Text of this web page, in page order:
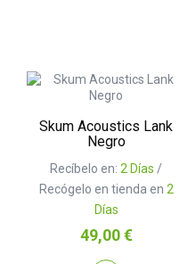
Skum Acoustics Lank
Negro
Recíbelo en: 2 Días /
Recógelo en tienda en 2
Días
Precio
49,00 €